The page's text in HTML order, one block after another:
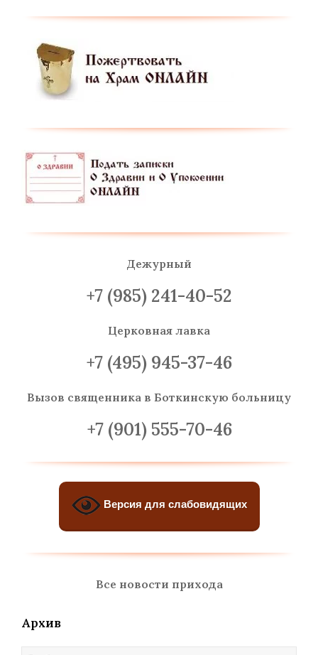
Дежурный
+7 (985) 241-40-52
Церковная лавка
+7 (495) 945-37-46
Вызов священника в Боткинскую больницу
+7 (901) 555-70-46
Версия для слабовидящих
Все новости прихода
Архив